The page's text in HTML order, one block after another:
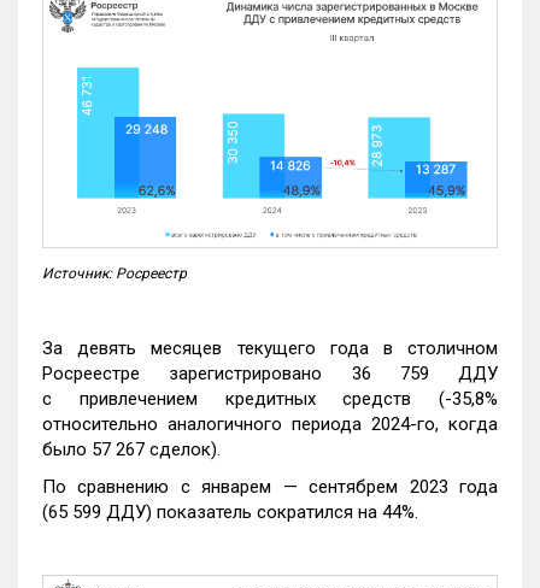
Источник: Росреестр
За девять месяцев текущего года в столичном
Росреестре зарегистрировано 36 759 ДДУ
с привлечением кредитных средств (-35,8%
относительно аналогичного периода 2024-го, когда
было 57 267 сделок).
По сравнению с январем — сентябрем 2023 года
(65 599 ДДУ) показатель сократился на 44%.